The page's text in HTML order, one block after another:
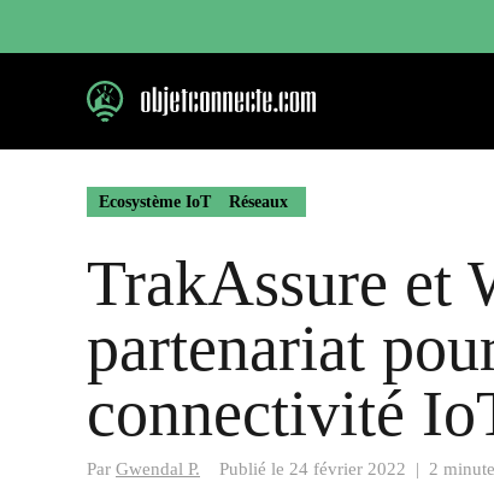
Ecosystème IoT Réseaux
TrakAssure et
partenariat
connectivité
Par Gwendal P. Publié le 24 février 2022 | 2